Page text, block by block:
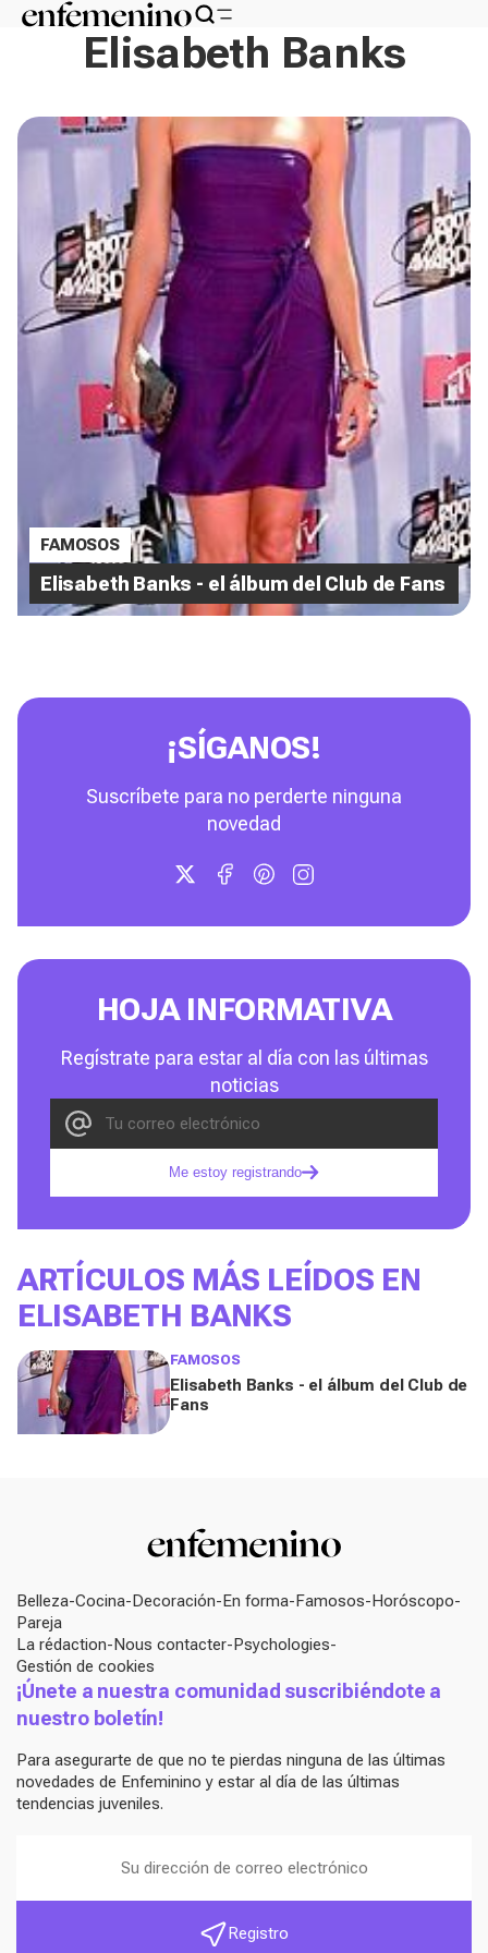
Elisabeth Banks
FAMOSOS
Elisabeth Banks - el álbum del Club de Fans
¡SÍGANOS!
Suscríbete para no perderte ninguna
novedad
HOJA INFORMATIVA
Regístrate para estar al día con las últimas
noticias
Me estoy registrando
ARTÍCULOS MÁS LEÍDOS EN
ELISABETH BANKS
FAMOSOS
Elisabeth Banks - el álbum del Club de
Fans
Belleza Cocina Decoración En forma Famosos Horóscopo
Pareja
La rédaction Nous contacter Psychologies
Gestión de cookies
¡Únete a nuestra comunidad suscribiéndote a
nuestro boletín!
Para asegurarte de que no te pierdas ninguna de las últimas
novedades de Enfeminino y estar al día de las últimas
tendencias juveniles.
Registro